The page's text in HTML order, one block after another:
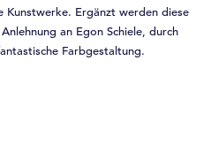
Kunstwerke. Ergänzt werden diese
an Egon Schiele, durch
Farbgestaltung.